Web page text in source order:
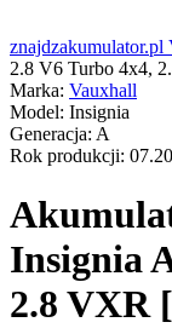
znajdzakumulator.pl
2.8 V6 Turbo 4x4,
Marka: Vauxhall
Model: Insignia
Generacja: A
Rok produkcji:
Insignia
2.8 VXR